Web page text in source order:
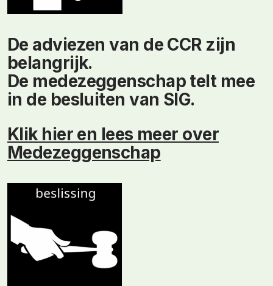
De adviezen van de CCR zijn
belangrijk.
De medezeggenschap telt mee
in de besluiten van SIG.
Klik hier en lees meer over
Medezeggenschap